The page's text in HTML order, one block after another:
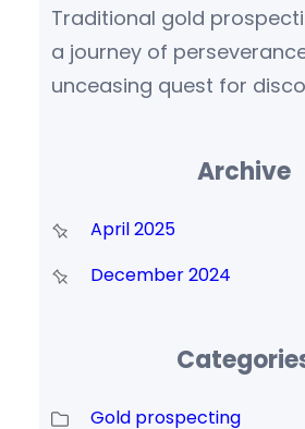
Traditional gold
a journey of
unceasing quest for
Archive
April 2025
December 2024
Gold prospecting